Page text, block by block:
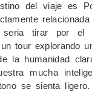
del viaje es
tirar por el
tour explorando
la humanidad
mucha
se sienta